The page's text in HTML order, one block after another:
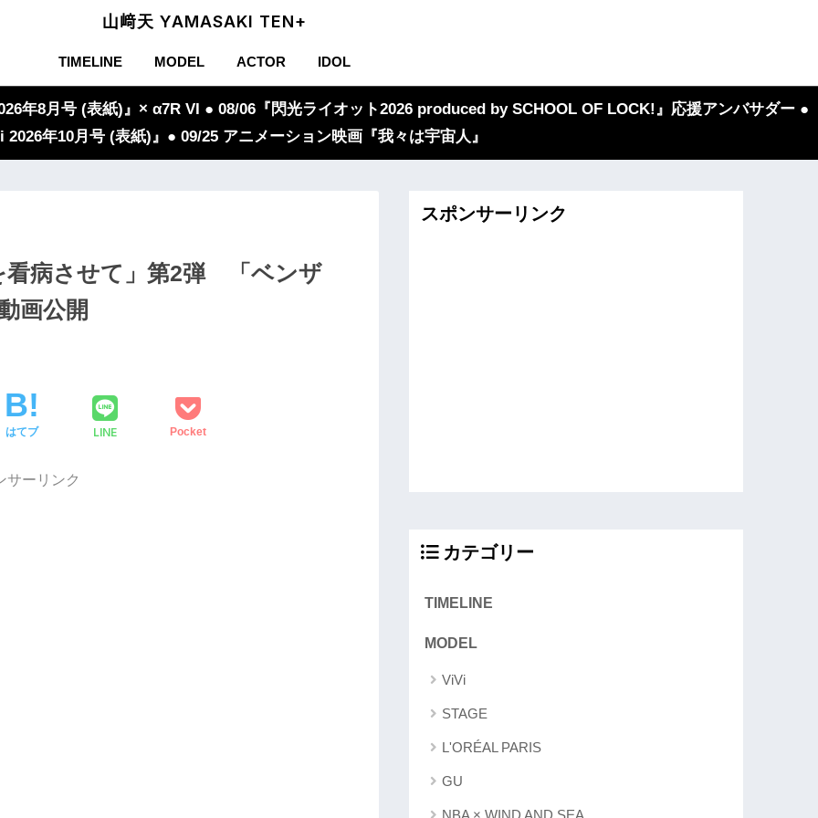
山﨑天 YAMASAKI TEN+
TIMELINE MODEL ACTOR IDOL
年8月号 (表紙)』× α7R VI ● 08/06『閃光ライオット2026 produced by SCHOOL OF LOCK!』応援アンバサダー ●
2026年10月号 (表紙)』● 09/25 アニメーション映画『我々は宇宙人』
看病させて」第2弾 「ベンザ
画公開
はてブ LINE Pocket
サーリンク
スポンサーリンク
カテゴリー
TIMELINE
MODEL
ViVi
STAGE
L'ORÉAL PARIS
GU
NBA × WIND AND SEA